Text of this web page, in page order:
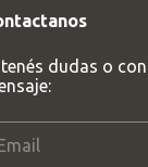
tenés dudas o